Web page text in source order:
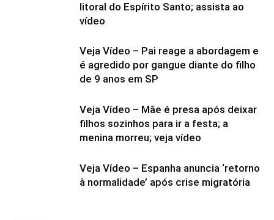
litoral do Espírito Santo; assista ao
vídeo
Veja Vídeo – Pai reage a abordagem e
é agredido por gangue diante do filho
de 9 anos em SP
Veja Vídeo – Mãe é presa após deixar
filhos sozinhos para ir a festa; a
menina morreu; veja vídeo
Veja Vídeo – Espanha anuncia ‘retorno
à normalidade’ após crise migratória